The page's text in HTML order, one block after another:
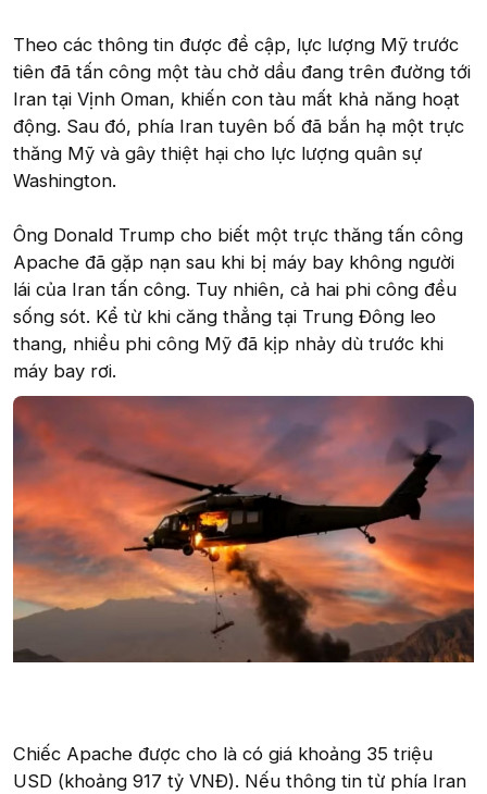
Theo các thông tin được đề cập, lực lượng Mỹ trước
tiên đã tấn công một tàu chở dầu đang trên đường tới
Iran tại Vịnh Oman, khiến con tàu mất khả năng hoạt
động. Sau đó, phía Iran tuyên bố đã bắn hạ một trực
thăng Mỹ và gây thiệt hại cho lực lượng quân sự
Washington.
Ông Donald Trump cho biết một trực thăng tấn công
Apache đã gặp nạn sau khi bị máy bay không người
lái của Iran tấn công. Tuy nhiên, cả hai phi công đều
sống sót. Kể từ khi căng thẳng tại Trung Đông leo
thang, nhiều phi công Mỹ đã kịp nhảy dù trước khi
máy bay rơi.
Chiếc Apache được cho là có giá khoảng 35 triệu
USD (khoảng 917 tỷ VNĐ). Nếu thông tin từ phía Iran